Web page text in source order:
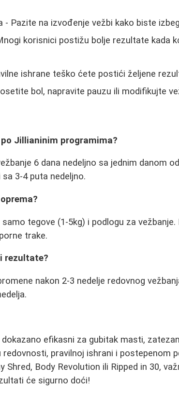
- Pazite na izvođenje vežbi kako biste
korisnici postižu bolje rezultate kada
ishrane teško ćete postići željene
bol, napravite pauzu ili modifikujte
Jillianinim programima?
6 dana nedeljno sa jednim danom
3-4 puta nedeljno.
tegove (1-5kg) i podlogu za
trake.
rezultate?
nakon 2-3 nedelje redovnog
efikasni za gubitak masti,
redovnosti, pravilnoj ishrani i postepenom
Shred, Body Revolution ili Ripped in 30,
će sigurno doći!